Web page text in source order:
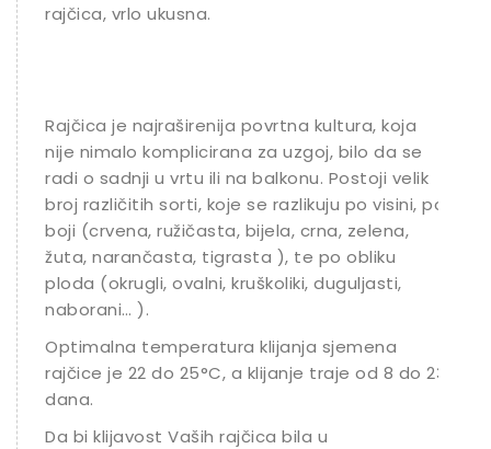
rajčica, vrlo ukusna.
Rajčica je najraširenija povrtna kultura, koja
nije nimalo komplicirana za uzgoj, bilo da se
radi o sadnji u vrtu ili na balkonu. Postoji velik
broj različitih sorti, koje se razlikuju po visini, po
boji (crvena, ružičasta, bijela, crna, zelena,
žuta, narančasta, tigrasta ), te po obliku
ploda (okrugli, ovalni, kruškoliki, duguljasti,
naborani… ).
Optimalna temperatura klijanja sjemena
rajčice je 22 do 25°C, a klijanje traje od 8 do 23
dana.
Da bi klijavost Vaših rajčica bila u